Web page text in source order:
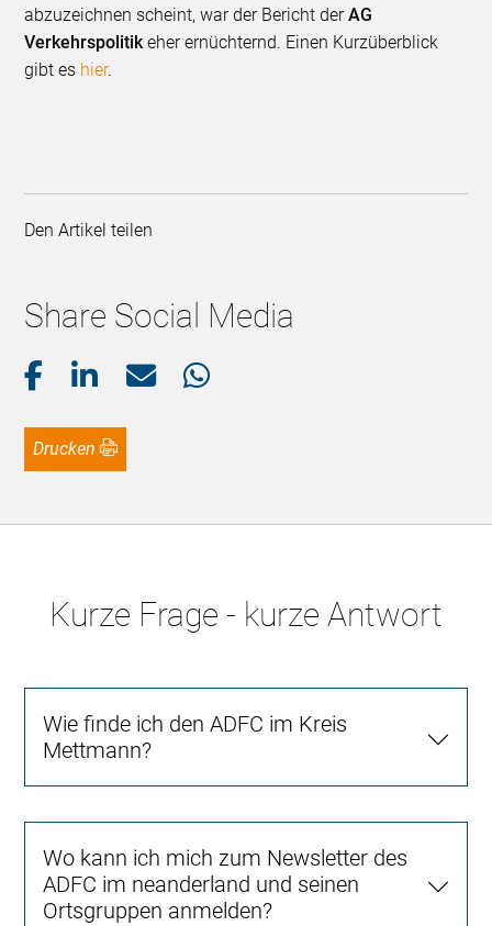
abzuzeichnen scheint, war der Bericht derAG
Verkehrspolitikeher ernüchternd. Einen Kurzüberblick
gibt es hier.
Den Artikel teilen
Share Social Media
Drucken
Kurze Frage - kurze Antwort
Wie finde ich den ADFC im Kreis
Mettmann?
Wo kann ich mich zum Newsletter des
ADFC im neanderland und seinen
Ortsgruppen anmelden?